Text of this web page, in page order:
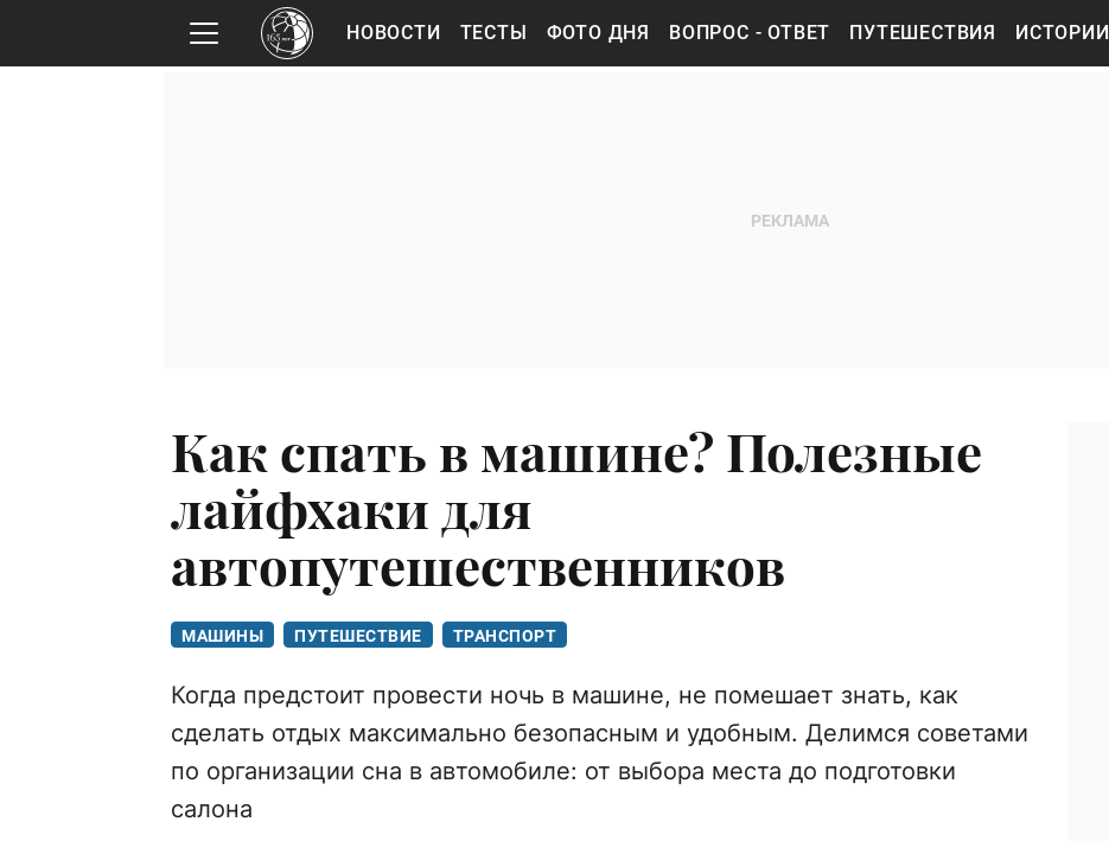
НОВОСТИ ТЕСТЫ ФОТО ДНЯ ВОПРОС - ОТВЕТ ПУТЕШЕСТВИЯ ИСТОРИИ
Как спать в машине? Полезные
лайфхаки для
автопутешественников
МАШИНЫ ПУТЕШЕСТВИЕ ТРАНСПОРТ
Когда предстоит провести ночь в машине, не помешает знать, как
сделать отдых максимально безопасным и удобным. Делимся советами
по организации сна в автомобиле: от выбора места до подготовки
салона